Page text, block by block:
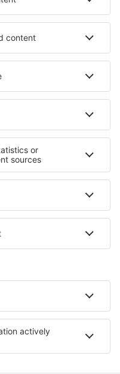
Hotely v Kleinwalsertal